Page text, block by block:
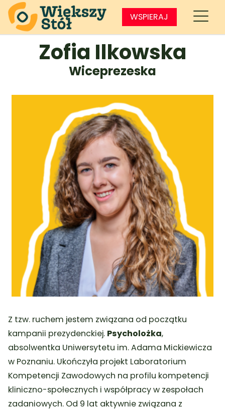
WSPIERAJ
Zofia Ilkowska
Wiceprezeska
Z tzw. ruchem jestem związana od początku
kampanii prezydenckiej. Psycholożka,
absolwentka Uniwersytetu im. Adama Mickiewicza
w Poznaniu. Ukończyła projekt Laboratorium
Kompetencji Zawodowych na profilu kompetencji
kliniczno-społecznych i współpracy w zespołach
zadaniowych. Od 9 lat aktywnie związana z